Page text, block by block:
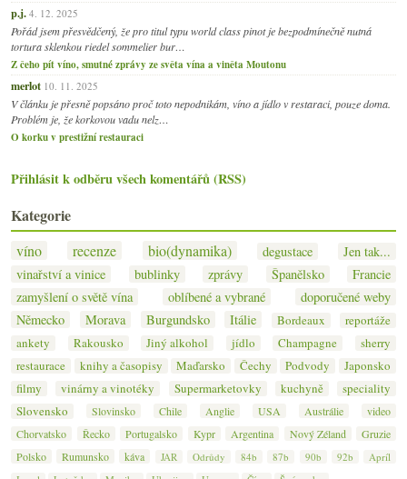
p.j. 4. 12. 2025
Pořád jsem přesvědčený, že pro titul typu world class pinot je bezpodmínečně nutná
tortura sklenkou riedel sommelier bur…
Z čeho pít víno, smutné zprávy ze světa vína a viněta Moutonu
merlot 10. 11. 2025
V článku je přesně popsáno proč toto nepodnikám, víno a jídlo v restaraci, pouze doma.
Problém je, že korkovou vadu nelz…
O korku v prestižní restauraci
Přihlásit k odběru všech komentářů (RSS)
Kategorie
víno recenze bio(dynamika) degustace
Jen tak...
vinařství a vinice
bublinky zprávy Španělsko
Francie
zamyšlení o světě vína
oblíbené a vybrané
doporučené weby
Německo
Morava Burgundsko Itálie Bordeaux
reportáže
ankety
Rakousko Jiný alkohol jídlo Champagne
sherry
restaurace
knihy a časopisy Maďarsko Čechy Podvody
Japonsko
filmy
vinárny a vinotéky Supermarketovky kuchyně
speciality
Slovensko
Slovinsko Chile Anglie USA Austrálie
video
Chorvatsko
Řecko Portugalsko Kypr Argentina Nový Zéland
Gruzie
Polsko
Rumunsko káva JAR Odrůdy 84b 87b 90b 92b
Apríl